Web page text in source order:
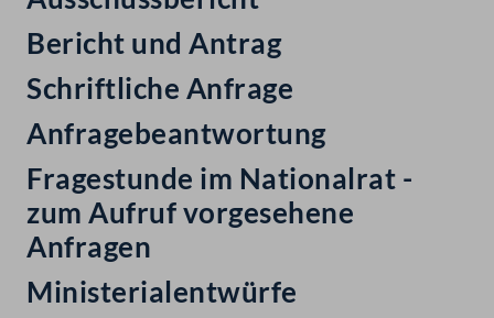
Bericht und Antrag
Schriftliche Anfrage
Anfragebeantwortung
Fragestunde im Nationalrat -
zum Aufruf vorgesehene
Anfragen
Ministerialentwürfe